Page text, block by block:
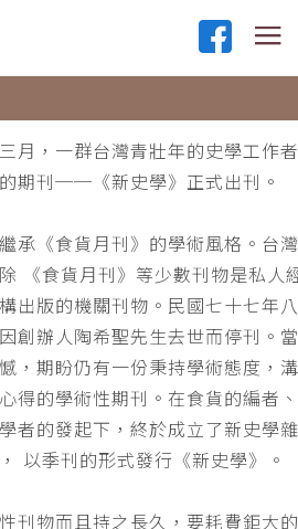
月，一群台灣青壯年的史學工作
期刊──《新史學》正式出刊。
承《食貨月刊》的學術風格。台
《食貨月刊》等少數刊物是私人
出版的機關刊物。民國七十七年
創辦人陶希聖先生去世而停刊。
，期盼仍有一份秉持學術態度，
得的學術性期刊。在食貨的編者
者的發起下，終於成立了新史學
以季刊的形式發行《新史學》。
刊物而且持之長久，要耗費鉅大